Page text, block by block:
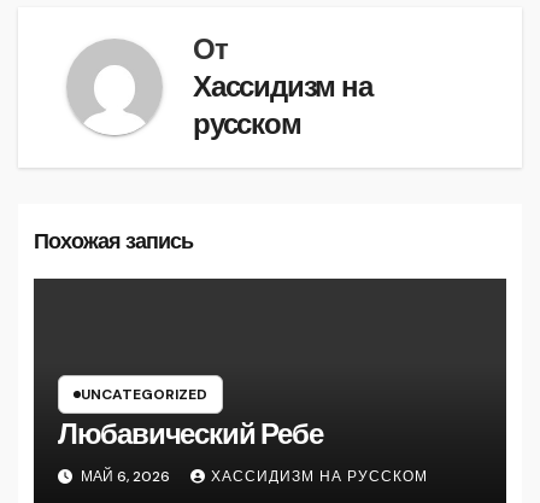
От
Хассидизм на
русском
Похожая запись
UNCATEGORIZED
Любавический Ребе
МАЙ 6, 2026 ХАССИДИЗМ НА РУССКОМ